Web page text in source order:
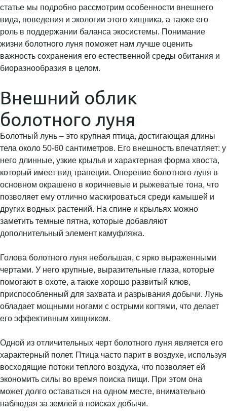
статье мы подробно рассмотрим особенности внешнего
вида, поведения и экологии этого хищника, а также его
роль в поддержании баланса экосистемы. Понимание
жизни болотного луня поможет нам лучше оценить
важность сохранения его естественной среды обитания и
биоразнообразия в целом.
Внешний облик
болотного луня
Болотный лунь – это крупная птица, достигающая длины
тела около 50-60 сантиметров. Его внешность впечатляет: у
него длинные, узкие крылья и характерная форма хвоста,
который имеет вид трапеции. Оперение болотного луня в
основном окрашено в коричневые и рыжеватые тона, что
позволяет ему отлично маскироваться среди камышей и
других водных растений. На спине и крыльях можно
заметить темные пятна, которые добавляют
дополнительный элемент камуфляжа.
Голова болотного луня небольшая, с ярко выраженными
чертами. У него крупные, выразительные глаза, которые
помогают в охоте, а также хорошо развитый клюв,
приспособленный для захвата и разрывания добычи. Лунь
обладает мощными ногами с острыми когтями, что делает
его эффективным хищником.
Одной из отличительных черт болотного луня является его
характерный полет. Птица часто парит в воздухе, используя
восходящие потоки теплого воздуха, что позволяет ей
экономить силы во время поиска пищи. При этом она
может долго оставаться на одном месте, внимательно
наблюдая за землей в поисках добычи.